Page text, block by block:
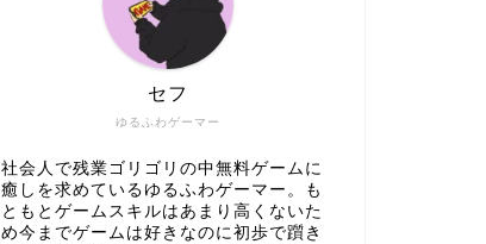
ゆるふわゲーマー
セフ
社会人で残業ゴリゴリの中無料ゲームに
癒しを求めているゆるふわゲーマー。も
ともとゲームスキルはあまり高くないた
め今までゲームは好きなのに初歩で躓き